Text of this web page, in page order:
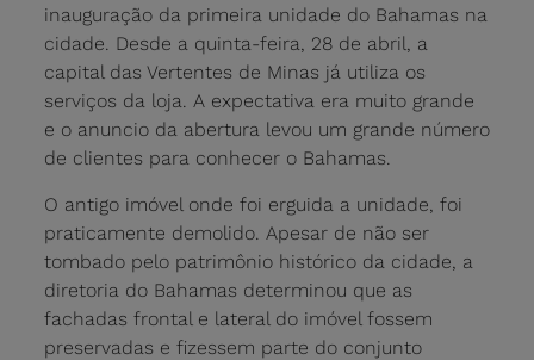
inauguração da primeira unidade do Bahamas na
cidade. Desde a quinta-feira, 28 de abril, a
capital das Vertentes de Minas já utiliza os
serviços da loja. A expectativa era muito grande
e o anuncio da abertura levou um grande número
de clientes para conhecer o Bahamas.
O antigo imóvel onde foi erguida a unidade, foi
praticamente demolido. Apesar de não ser
tombado pelo patrimônio histórico da cidade, a
diretoria do Bahamas determinou que as
fachadas frontal e lateral do imóvel fossem
preservadas e fizessem parte do conjunto